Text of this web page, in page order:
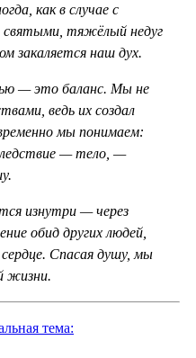
как в случае с
святыми, тяжёлый недуг
закаляется наш дух.
— это баланс. Мы не
ведь их создал
мы понимаем:
— тело, —
изнутри — через
обид других людей,
Спасая душу, мы
жизни.
тема: